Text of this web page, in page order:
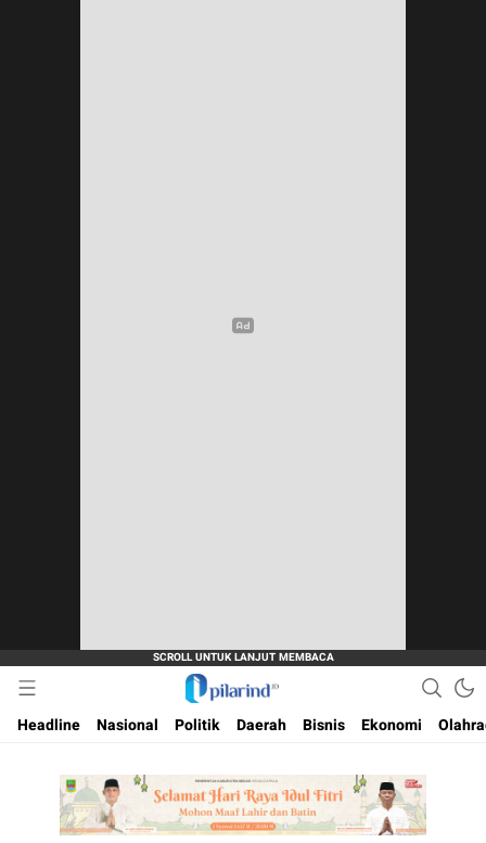
Pilarind.id
Dimana Arah Bangsa Bermula
Headline
Nasional Politik Daerah Bisnis Ekonomi